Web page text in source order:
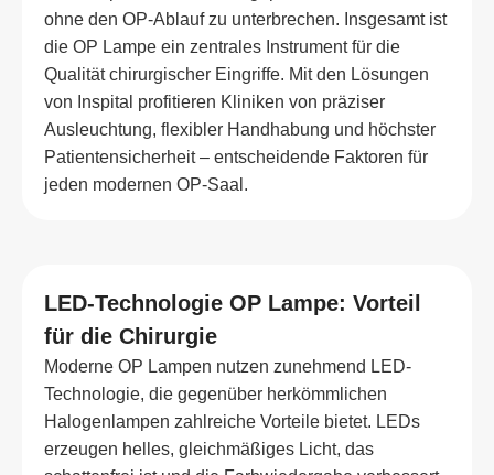
ohne den OP-Ablauf zu unterbrechen. Insgesamt ist
die OP Lampe ein zentrales Instrument für die
Qualität chirurgischer Eingriffe. Mit den Lösungen
von Inspital profitieren Kliniken von präziser
Ausleuchtung, flexibler Handhabung und höchster
Patientensicherheit – entscheidende Faktoren für
jeden modernen OP-Saal.
LED-Technologie OP Lampe: Vorteil
für die Chirurgie
Moderne OP Lampen nutzen zunehmend LED-
Technologie, die gegenüber herkömmlichen
Halogenlampen zahlreiche Vorteile bietet. LEDs
erzeugen helles, gleichmäßiges Licht, das